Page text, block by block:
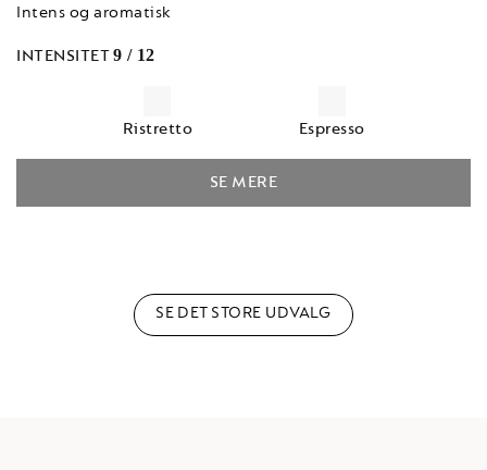
Intens og aromatisk
INTENSITET9 / 12
Ristretto Espresso
SE MERE
SE DET STORE UDVALG